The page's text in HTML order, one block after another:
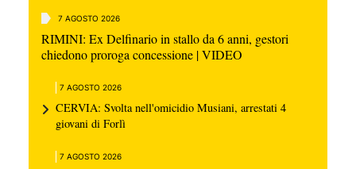
7 AGOSTO 2026
RIMINI: Ex Delfinario in stallo da 6 anni, gestori
chiedono proroga concessione | VIDEO
7 AGOSTO 2026
CERVIA: Svolta nell'omicidio Musiani, arrestati 4
giovani di Forlì
7 AGOSTO 2026